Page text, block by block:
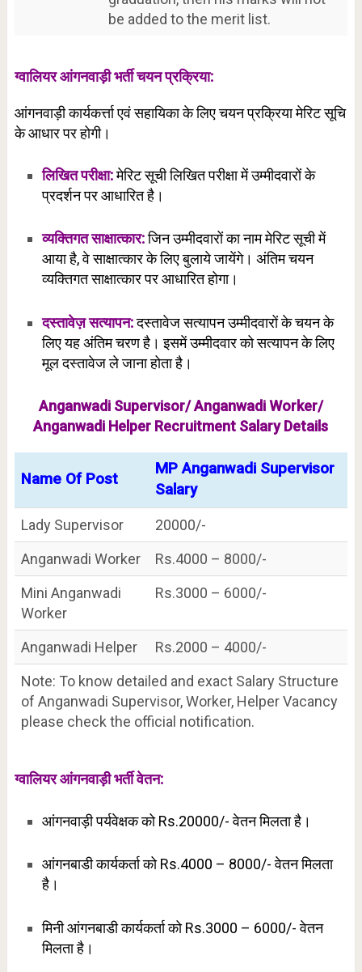
be added to the merit list.
ग्वालियर आंगनवाड़ी भर्ती चयन प्रक्रिया:
आंगनवाड़ी कार्यकर्त्ता एवं सहायिका के लिए चयन प्रक्रिया मेरिट सूचि
के आधार पर होगी।
लिखित परीक्षा:मेरिट सूची लिखित परीक्षा में उम्मीदवारों के
प्रदर्शन पर आधारित है।
व्यक्तिगत साक्षात्कार:जिन उम्मीदवारों का नाम मेरिट सूची में
आया है, वे साक्षात्कार के लिए बुलाये जायेंगे। अंतिम चयन
व्यक्तिगत साक्षात्कार पर आधारित होगा।
दस्तावेज़ सत्यापन:दस्तावेज सत्यापन उम्मीदवारों के चयन के
लिए यह अंतिम चरण है। इसमें उम्मीदवार को सत्यापन के लिए
मूल दस्तावेज ले जाना होता है।
Anganwadi Supervisor/ Anganwadi Worker/
Anganwadi Helper Recruitment Salary Details
Name Of Post
MP Anganwadi Supervisor
Salary
Lady Supervisor
20000/-
Anganwadi Worker
Rs.4000 – 8000/-
Mini Anganwadi
Worker
Rs.3000 – 6000/-
Anganwadi Helper
Rs.2000 – 4000/-
Note: To know detailed and exact Salary Structure
of Anganwadi Supervisor, Worker, Helper Vacancy
please check the official notification.
ग्वालियर आंगनवाड़ी भर्ती वेतन:
आंगनवाड़ी पर्यवेक्षक को Rs.20000/- वेतन मिलता है।
आंगनबाडी कार्यकर्ता को Rs.4000 – 8000/- वेतन मिलता
है।
मिनी आंगनबाडी कार्यकर्ता को Rs.3000 – 6000/- वेतन
मिलता है।